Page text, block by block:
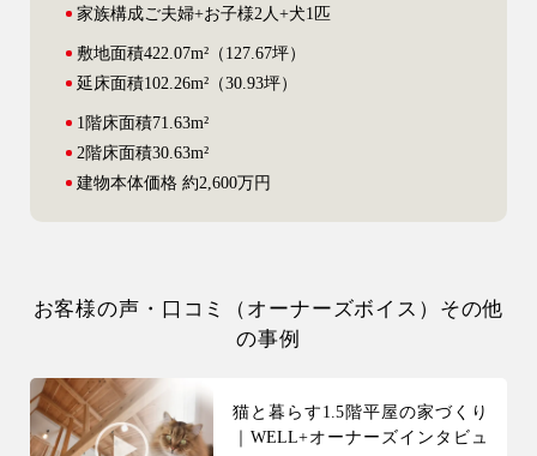
家族構成ご夫婦+お子様2人+犬1匹
敷地面積422.07m²（127.67坪）
延床面積102.26m²（30.93坪）
1階床面積71.63m²
2階床面積30.63m²
建物本体価格 約2,600万円
お客様の声・口コミ（オーナーズボイス）その他
の事例
猫と暮らす1.5階平屋の家づくり
｜WELL+オーナーズインタビュ